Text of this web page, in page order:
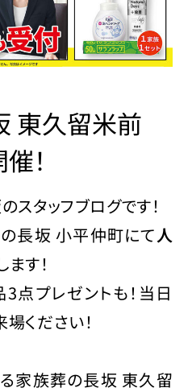
東久留米前
！
タッフブログです！
長坂 小平仲町にて人
す！
プレゼントも！当日
ください！
家族葬の長坂 東久留